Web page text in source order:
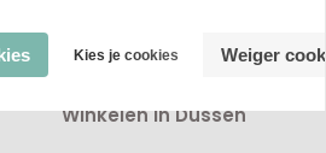
Winkelen in Dussen
Kies je cookies Weiger